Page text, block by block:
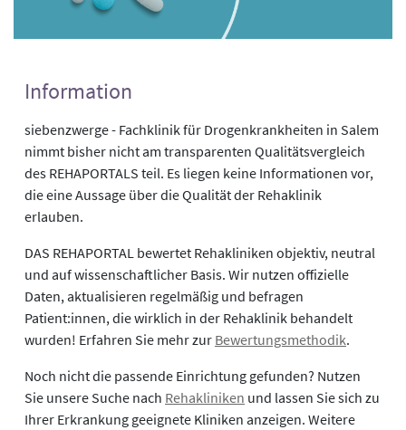
Information
siebenzwerge - Fachklinik für Drogenkrankheiten in Salem
nimmt bisher nicht am transparenten Qualitätsvergleich
des REHAPORTALS teil. Es liegen keine Informationen vor,
die eine Aussage über die Qualität der Rehaklinik
erlauben.
DAS REHAPORTAL bewertet Rehakliniken objektiv, neutral
und auf wissenschaftlicher Basis. Wir nutzen offizielle
Daten, aktualisieren regelmäßig und befragen
Patient:innen, die wirklich in der Rehaklinik behandelt
wurden! Erfahren Sie mehr zur Bewertungsmethodik.
Noch nicht die passende Einrichtung gefunden? Nutzen
Sie unsere Suche nach Rehakliniken und lassen Sie sich zu
Ihrer Erkrankung geeignete Kliniken anzeigen. Weitere